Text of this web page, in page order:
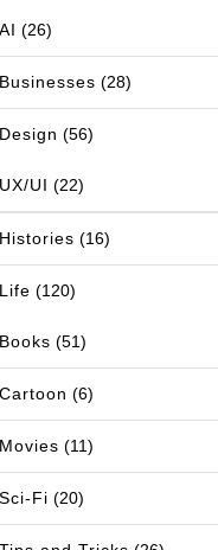
AI (26)
Businesses (28)
Design (56)
UX/UI (22)
Histories (16)
Life (120)
Books (51)
Cartoon (6)
Movies (11)
Sci-Fi (20)